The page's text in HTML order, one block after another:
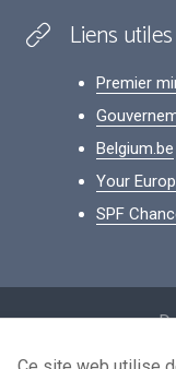
Liens utiles
Premier
Belgium.be
Your
SPF